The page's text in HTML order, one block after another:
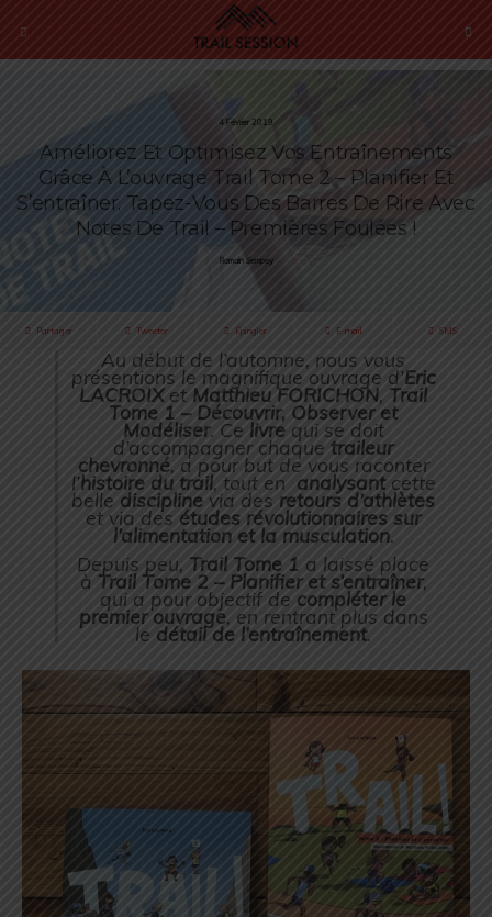
4 Février 2019
Améliorez Et Optimisez Vos Entraînements
Grâce À L’ouvrage Trail Tome 2 – Planifier Et
S’entraîner. Tapez-Vous Des Barres De Rire Avec
Notes De Trail – Premières Foulées !
Romain Sempey
Partager Tweeter Épingler E-mail SMS
Au début de l’automne, nous vous
présentions le magnifique ouvrage d’Eric
LACROIXet Matthieu FORICHON, Trail
Tome 1 – Découvrir, Observer et
Modéliser. Ce livrequi se doit
d’accompagner chaque traileur
chevronné, a pour but de vous raconter
l’histoire du trail, tout en analysantcette
belle discipline via des retours d’athlètes
et via des études révolutionnaires sur
l’alimentation et la musculation.
Depuis peu, Trail Tome 1 a laissé place
à Trail Tome 2 – Planifier et s’entraîner,
qui a pour objectif de compléter le
premier ouvrage, en rentrant plus dans
le détail de l’entraînement.